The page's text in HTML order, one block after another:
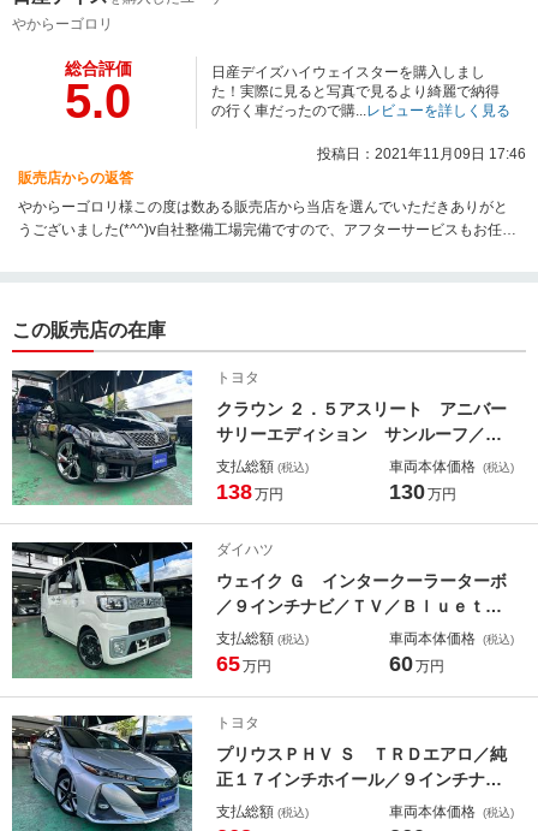
やからーゴロリ
総合評価
5.0
日産デイズハイウェイスターを購入しまし
た！実際に見ると写真で見るより綺麗で納得
の行く車だったので購...レビューを詳しく見る
投稿日：2021年11月09日 17:46
販売店からの返答
やからーゴロリ様この度は数ある販売店から当店を選んでいただきありがと
うございました(*^^)v自社整備工場完備ですので、アフターサービスもお任せ
この販売店の在庫
トヨタ
クラウン ２．５アスリート アニバー
サリーエディション サンルーフ／車
高調／ルーフスポイラー／２２０クラ
ウン１８ホイール／黒革エアーシート
マートキー
支払総額 (税込)
138万円
車両本体価格 (税込)
130万円
ダイハツ
ウェイク Ｇ インタークーラーターボ
／９インチナビ／ＴＶ／Ｂｌｕｅｔｏ
ｏｔｈ／バックカメラ／ＥＴＣ／両側
パワースライドドア／プッシュスター
支払総額 (税込)
65万円
車両本体価格 (税込)
60万円
トヨタ
プリウスＰＨＶ Ｓ ＴＲＤエアロ／純
正１７インチホイール／９インチナビ
／ＴＶ／Ｂｌｕｅｔｏｏｔｈ／バック
支払総額 (税込) 車両本体価格 (税込)